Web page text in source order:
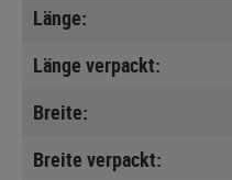
Länge:
Länge verpackt:
Breite:
Breite verpackt: